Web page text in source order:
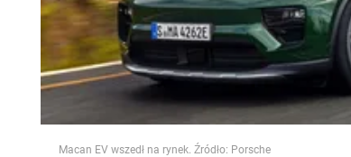
Jedzenie
Macan EV wszedł na rynek. Źródło: Porsche